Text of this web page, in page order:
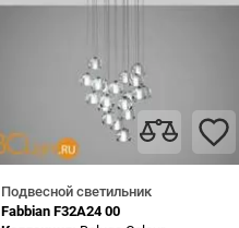
Подвесной светильник
Fabbian F32A24 00